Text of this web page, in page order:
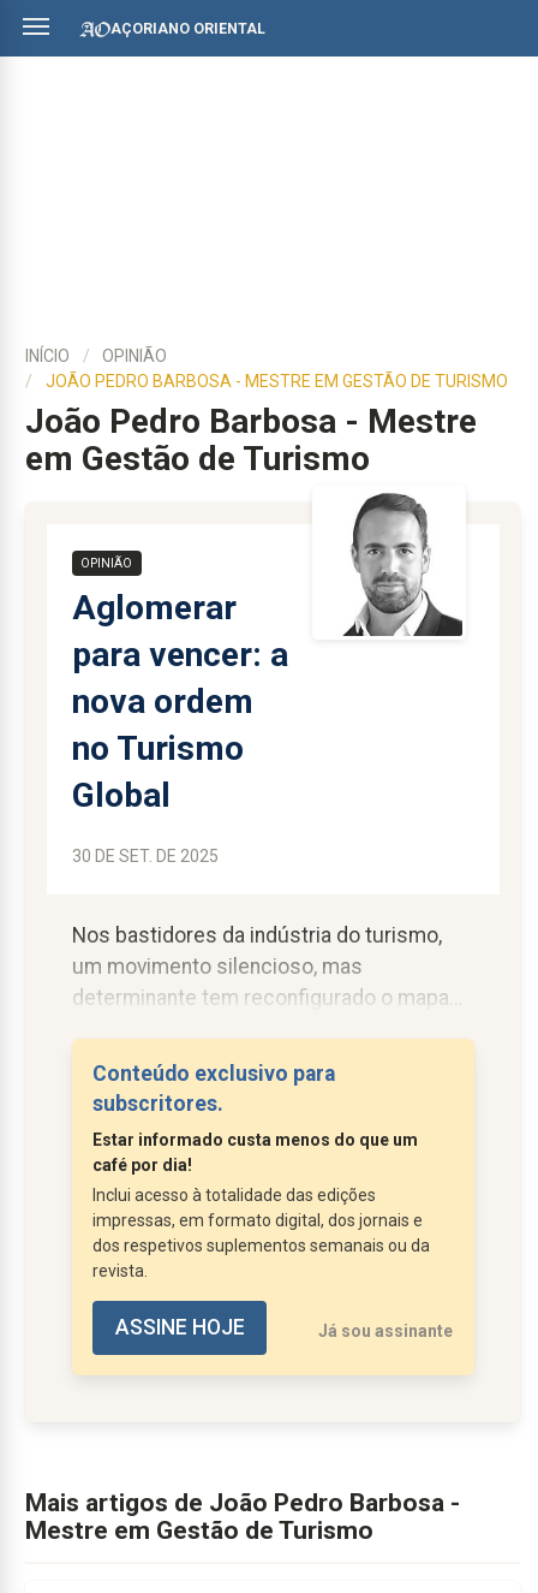
AÇORIANO ORIENTAL
INÍCIO
OPINIÃO
JOÃO PEDRO BARBOSA - MESTRE EM GESTÃO DE TURISMO
João Pedro Barbosa - Mestre
em Gestão de Turismo
OPINIÃO
Aglomerar
para vencer: a
nova ordem
no Turismo
Global
30 DE SET. DE 2025
Nos bastidores da indústria do turismo,
um movimento silencioso, mas
determinante tem reconfigurado o mapa
Grupos que outrora competiam
ferozmente partilham hoje estratégias,
Empresas independentes, muitas vezes
regionais ou familiares, são absorvidas ou
procuram abrigo sob o guarda-chuva de
gigantes globais.
Esta tendência,...
Conteúdo exclusivo para
subscritores.
Estar informado custa menos do que um
café por dia!
Inclui acesso à totalidade das edições
impressas, em formato digital, dos jornais e
dos respetivos suplementos semanais ou da
revista.
ASSINE HOJE Já sou assinante
Mais artigos de João Pedro Barbosa -
Mestre em Gestão de Turismo